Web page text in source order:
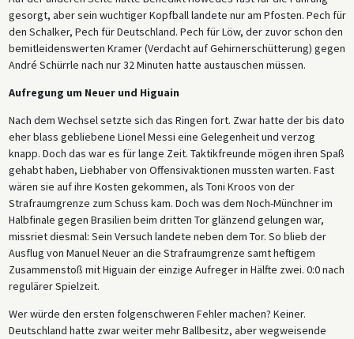
gesorgt, aber sein wuchtiger Kopfball landete nur am Pfosten. Pech für
den Schalker, Pech für Deutschland. Pech für Löw, der zuvor schon den
bemitleidenswerten Kramer (Verdacht auf Gehirnerschütterung) gegen
André Schürrle nach nur 32 Minuten hatte austauschen müssen.
Aufregung um Neuer und Higuain
Nach dem Wechsel setzte sich das Ringen fort. Zwar hatte der bis dato
eher blass gebliebene Lionel Messi eine Gelegenheit und verzog
knapp. Doch das war es für lange Zeit. Taktikfreunde mögen ihren Spaß
gehabt haben, Liebhaber von Offensivaktionen mussten warten. Fast
wären sie auf ihre Kosten gekommen, als Toni Kroos von der
Strafraumgrenze zum Schuss kam. Doch was dem Noch-Münchner im
Halbfinale gegen Brasilien beim dritten Tor glänzend gelungen war,
missriet diesmal: Sein Versuch landete neben dem Tor. So blieb der
Ausflug von Manuel Neuer an die Strafraumgrenze samt heftigem
Zusammenstoß mit Higuain der einzige Aufreger in Hälfte zwei. 0:0 nach
regulärer Spielzeit.
Wer würde den ersten folgenschweren Fehler machen? Keiner.
Deutschland hatte zwar weiter mehr Ballbesitz, aber wegweisende